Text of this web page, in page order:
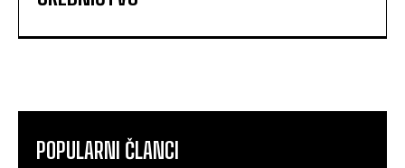
POPULARNI ČLANCI